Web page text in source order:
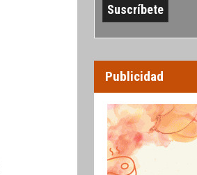
Publicidad